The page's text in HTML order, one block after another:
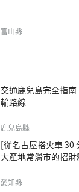
富山縣
交通鹿兒島完全指
輪路線
鹿兒島縣
[從名古屋搭火車 30
大產地常滑市的招財
愛知縣